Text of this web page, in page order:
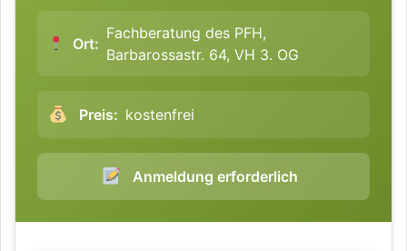
Ort:
Fachberatung des PFH,
Barbarossastr. 64, VH 3. OG
Preis: kostenfrei
Anmeldung erforderlich